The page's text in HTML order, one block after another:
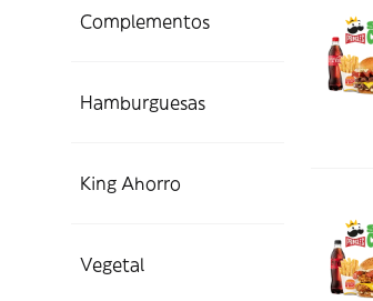
Complementos
Hamburguesas
King Ahorro
Vegetal